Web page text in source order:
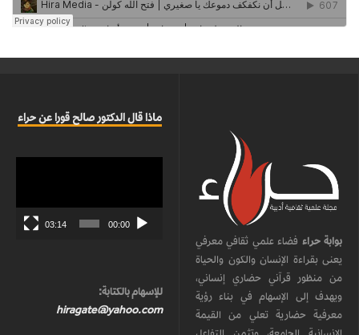
بوابة حراء فضاء علمي ثقافي معرفي
يعنى بقراءة الإنسان والكون والحياة
من منظور قرآني حضاري إنساني،
ويهدف إلى الإسهام في بناء رؤية
معرفية حضارية تعلي من القيمة
ماذا قال الدكتور صالح قورا عن حراء
00:00
03:14
للإسهام بالكتابة:
hiragate@yahoo.com